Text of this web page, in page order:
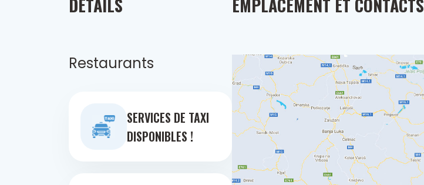
DÉTAILS
Restaurants
SERVICES DE TAXI
DISPONIBLES !
EMPLACEMENT ET CONTACTS